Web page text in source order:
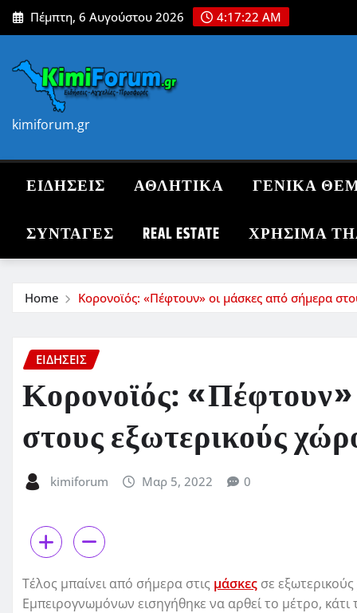
Skip
to
Πέμπτη, 6 Αυγούστου 2026 4:17:24 AM
kimiforum.gr
ΕΙΔΗΣΕΙΣ ΑΘΛΗΤΙΚΑ ΓΕΝΙΚΑ
ΣΥΝΤΑΓΈΣ REAL ESTATE ΧΡΗΣΙΜΑ
Home Κορονοϊός: «Πέφτουν» οι μάσκες από σήμερα
ΕΙΔΗΣΕΙΣ
Κορονοϊός:
στους εξωτερικούς
kimiforum Μαρ 5, 2022 0
Τέλος μπαίνει από σήμερα στις μάσκες σε
Εμπειρογνωμόνων εισηγήθηκε να αρθεί το μέτρο,